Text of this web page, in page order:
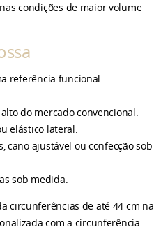
condições de maior volume
referência funcional
do mercado convencional.
elástico lateral.
ajustável ou confecção sob
sob medida.
circunferências de até 44 cm na
com a circunferência